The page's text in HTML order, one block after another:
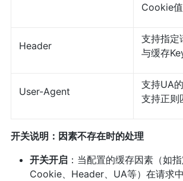
Cookie
Header
支持指定
与缓存
User-Agent
支持UA
支持正则
开关说明：因素不存在时的处理
开关开启：当配置的缓存因素（如
Cookie、Header、UA等）在请求